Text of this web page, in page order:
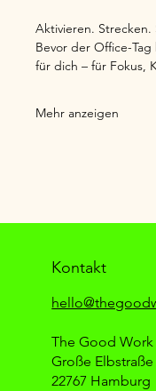
Aktivieren. Strecken.
Bevor der Office-
für dich – für Fokus,
Mehr anzeigen
Kontakt
The Good
Große Elbstraße
22767 Hamburg